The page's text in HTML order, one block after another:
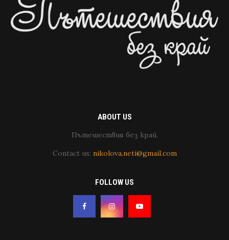
ABOUT US
Пътешествия без край.
Contact us: nikolova.neti@gmail.com
FOLLOW US